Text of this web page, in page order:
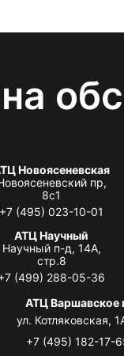
Новоясеневская
пр,
8с1
+7 (495) 023-10-01
АТЦ Научный
Научный п-д, 14А,
стр.8
(499) 288-05-36
АТЦ Варшавское
ул. Котляковская,
+7 (495) 182-17-